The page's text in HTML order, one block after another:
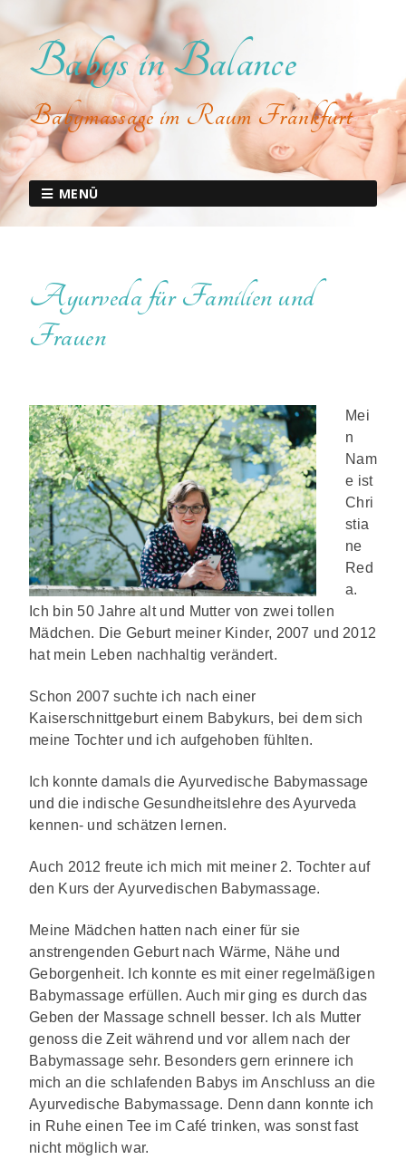
Babys in Balance
Babymassage im Raum Frankfurt
MENÜ
Ayurveda für Familien und
Frauen
Mei
n
Nam
e ist
Chri
stia
ne
Red
a.
Ich bin 50 Jahre alt und Mutter von zwei tollen
Mädchen. Die Geburt meiner Kinder, 2007 und 2012
hat mein Leben nachhaltig verändert.
Schon 2007 suchte ich nach einer
Kaiserschnittgeburt einem Babykurs, bei dem sich
meine Tochter und ich aufgehoben fühlten.
Ich konnte damals die Ayurvedische Babymassage
und die indische Gesundheitslehre des Ayurveda
kennen- und schätzen lernen.
Auch 2012 freute ich mich mit meiner 2. Tochter auf
den Kurs der Ayurvedischen Babymassage.
Meine Mädchen hatten nach einer für sie
anstrengenden Geburt nach Wärme, Nähe und
Geborgenheit. Ich konnte es mit einer regelmäßigen
Babymassage erfüllen. Auch mir ging es durch das
Geben der Massage schnell besser. Ich als Mutter
genoss die Zeit während und vor allem nach der
Babymassage sehr. Besonders gern erinnere ich
mich an die schlafenden Babys im Anschluss an die
Ayurvedische Babymassage. Denn dann konnte ich
in Ruhe einen Tee im Café trinken, was sonst fast
nicht möglich war.